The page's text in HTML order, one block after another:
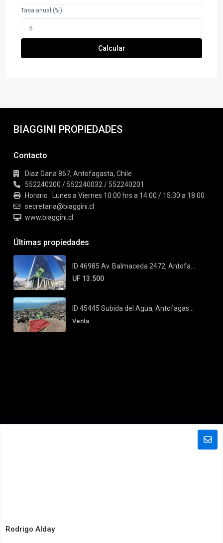
Tasa anual (%)
Calcular
BIAGGINI PROPIEDADES
Contacto
Diaz Gana 867, Antofagasta, Chile
552240200 / 552240032 / 552240201
Horario : Lunes a Viernes 10:00 hrs a 14:00 / 15:30 a 18:00
secretaria@biaggini.cl
www.biaggini.cl
Últimas propiedades
ID 46985 Av. Balmaceda 2472, Antofa...
UF 13.500
ID 45445 Subida del Agua, Antofagas...
Venta
Rodrigo Alday